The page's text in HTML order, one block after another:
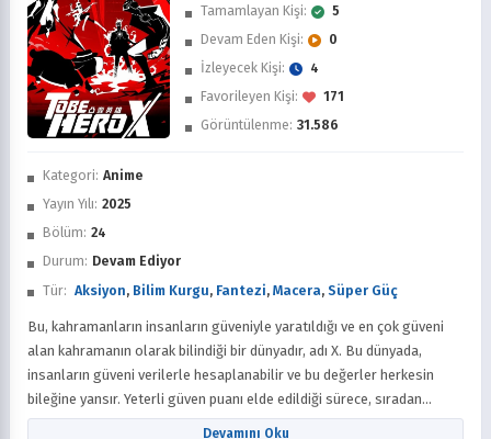
İzledim
Favorilere Ekle
Sonra İzle
Kategori: Anime
Yayın Yılı: 2025
Bölüm: 24
Durum: Devam Ediyor
Tür: Aksiyon, Bilim Kurgu, Fantezi, Macera, Süper Güç
Tamamlayan Kişi:
5
Devam Eden Kişi:
0
İzleyecek Kişi:
4
Favorileyen Kişi:
171
Görüntülenme: 31.586
Bu, kahramanların insanların güveniyle yaratıldığı ve en çok güveni
alan kahramanın olarak bilindiği bir dünyadır, adı X. Bu dünyada,
insanların güveni verilerle hesaplanabilir ve bu değerler herkesin
bileğine yansır. Yeterli güven puanı elde edildiği sürece, sıradan
insanlar da süper güçlere sahip olabilir ve dünyayı kurtaran süper
Devamını Oku